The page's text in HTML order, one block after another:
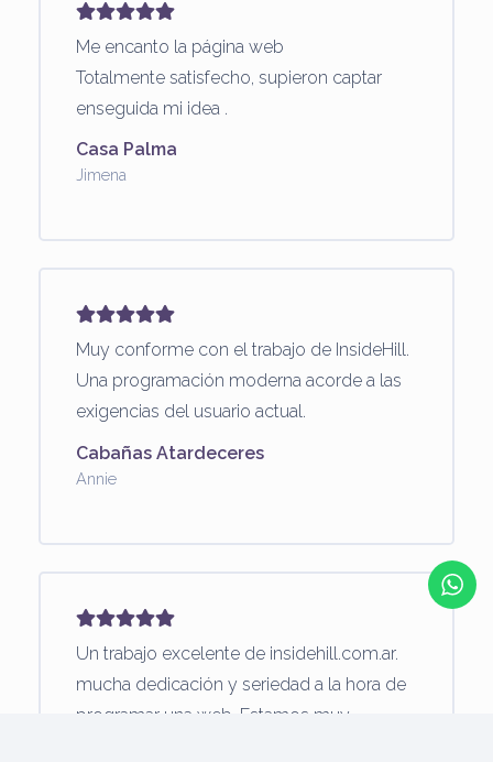
Me encanto la página web
Totalmente satisfecho, supieron captar
enseguida mi idea .
Casa Palma
Jimena
Muy conforme con el trabajo de InsideHill.
Una programación moderna acorde a las
exigencias del usuario actual.
Cabañas Atardeceres
Annie
Un trabajo excelente de insidehill.com.ar.
mucha dedicación y seriedad a la hora de
programar una web. Estamos muy